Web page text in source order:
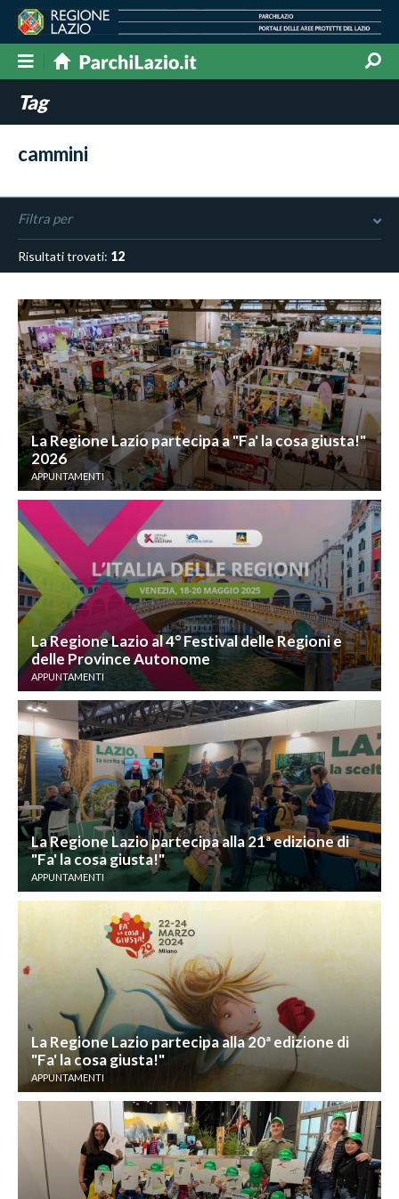
Tag
cammini
Filtra per
Risultati trovati: 12
La Regione Lazio partecipa a "Fa' la cosa giusta!"
2026
APPUNTAMENTI
La Regione Lazio al 4° Festival delle Regioni e
delle Province Autonome
APPUNTAMENTI
La Regione Lazio partecipa alla 21ª edizione di
"Fa' la cosa giusta!"
APPUNTAMENTI
La Regione Lazio partecipa alla 20ª edizione di
"Fa' la cosa giusta!"
APPUNTAMENTI